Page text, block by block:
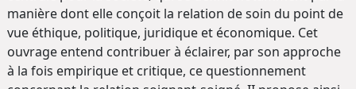
manière dont elle conçoit la relation de soin du point de
vue éthique, politique, juridique et économique. Cet
ouvrage entend contribuer à éclairer, par son approche
à la fois empirique et critique, ce questionnement